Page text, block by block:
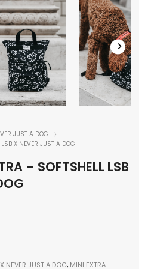
JUST A DOG
X NEVER JUST A DOG
– SOFTSHELL LSB
NEVER JUST A DOG, MINI EXTRA